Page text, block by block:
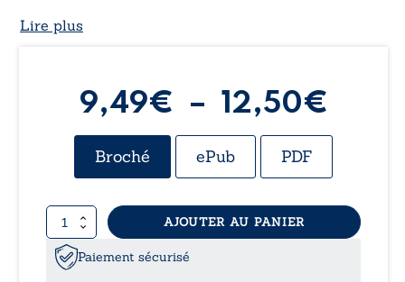
de dignité et de reconstruction.
Lire plus
9,49€ – 12,50€
de
Broché ePub PDF
quantité
de
De
sucre,
AJOUTER AU PANIER
Paiement sécurisé